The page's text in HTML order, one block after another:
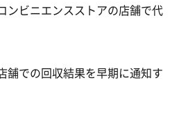
ンビニエンスストアの店舗で代
舗での回収結果を早期に通知す